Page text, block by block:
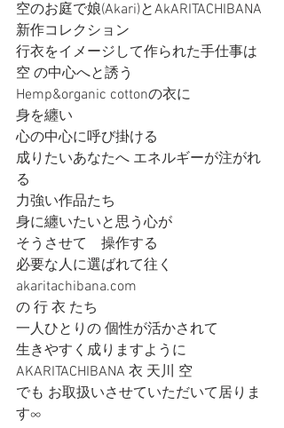
空のお庭で娘(Akari)とAkARITACHIBANA
新作コレクション
行衣をイメージして作られた手仕事は
空 の中心へと誘う
Hemp&organic cottonの衣に
身を纏い
心の中心に呼び掛ける
成りたいあなたへ エネルギーが注がれ
る
力強い作品たち
身に纏いたいと思う心が
そうさせて    操作する
必要な人に選ばれて往く
akaritachibana.com
の 行 衣 たち
一人ひとりの 個性が活かされて
生きやすく成りますように
AKARITACHIBANA 衣 天川 空
でも お取扱いさせていただいて居りま
す∞